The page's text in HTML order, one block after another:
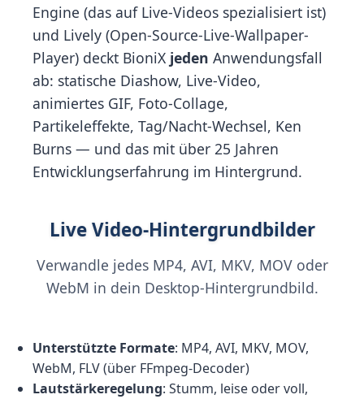
Engine (das auf Live-Videos spezialisiert ist)
und Lively (Open-Source-Live-Wallpaper-
Player) deckt BioniX jeden Anwendungsfall
ab: statische Diashow, Live-Video,
animiertes GIF, Foto-Collage,
Partikeleffekte, Tag/Nacht-Wechsel, Ken
Burns — und das mit über 25 Jahren
Entwicklungserfahrung im Hintergrund.
Live Video-Hintergrundbilder
Verwandle jedes MP4, AVI, MKV, MOV oder
WebM in dein Desktop-Hintergrundbild.
Unterstützte Formate: MP4, AVI, MKV, MOV,
WebM, FLV (über FFmpeg-Decoder)
Lautstärkeregelung: Stumm, leise oder voll,